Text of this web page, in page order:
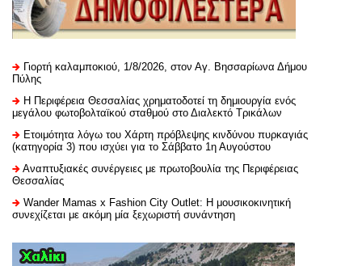
Γιορτή καλαμποκιού, 1/8/2026, στον Αγ. Βησσαρίωνα Δήμου
Πύλης
H Περιφέρεια Θεσσαλίας χρηματοδοτεί τη δημιουργία ενός
μεγάλου φωτοβολταϊκού σταθμού στο Διαλεκτό Τρικάλων
Ετοιμότητα λόγω του Χάρτη πρόβλεψης κινδύνου πυρκαγιάς
(κατηγορία 3) που ισχύει για το Σάββατο 1η Αυγούστου
Αναπτυξιακές συνέργειες με πρωτοβουλία της Περιφέρειας
Θεσσαλίας
Wander Mamas x Fashion City Outlet: Η μουσικοκινητική
συνεχίζεται με ακόμη μία ξεχωριστή συνάντηση